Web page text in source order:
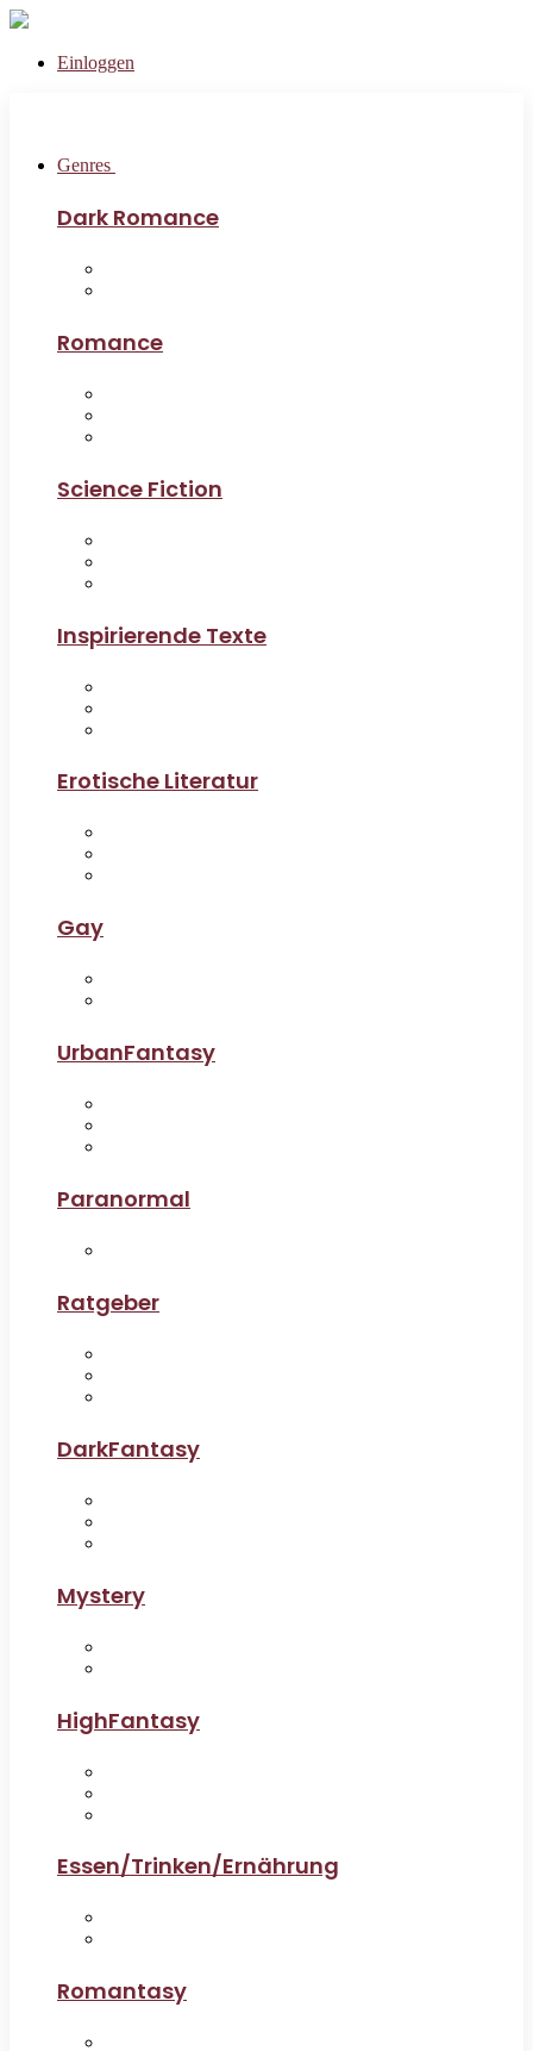
Einloggen
Genres
Dark Romance
Romance
Science Fiction
Inspirierende Texte
Erotische Literatur
Gay
UrbanFantasy
Paranormal
Ratgeber
DarkFantasy
Mystery
HighFantasy
Essen/Trinken/Ernährung
Romantasy